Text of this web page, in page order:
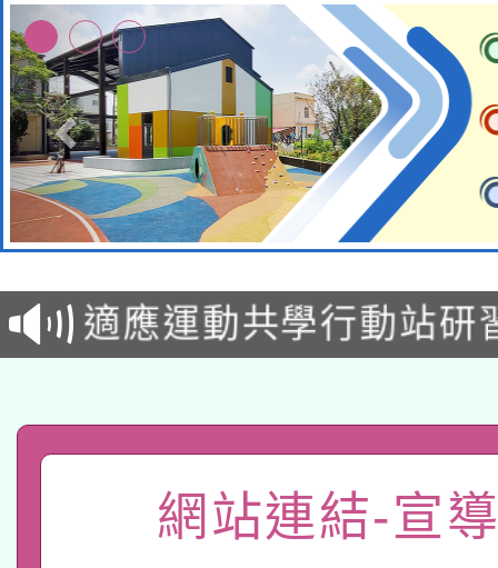
本校115學年度第2次
招甄選結果公告(無人
適應運動共學行動站研
本館辦理115年度閱讀
暨閱讀推動專業研習
科技賦能─人工智慧
礎課程
A3數位素養講師名單
「數位內容與教學軟
網站連結-宣